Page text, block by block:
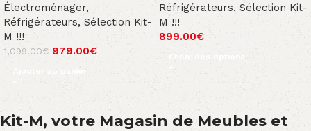
Électroménager,
Réfrigérateurs, Sélection Kit-
M !!!
1,099.00€ 979.00€
Ajouter au panier
Réfrigérateurs, Sélection Kit-
M !!!
899.00€
Choix des options
Kit-M, votre Magasin de Meubles et